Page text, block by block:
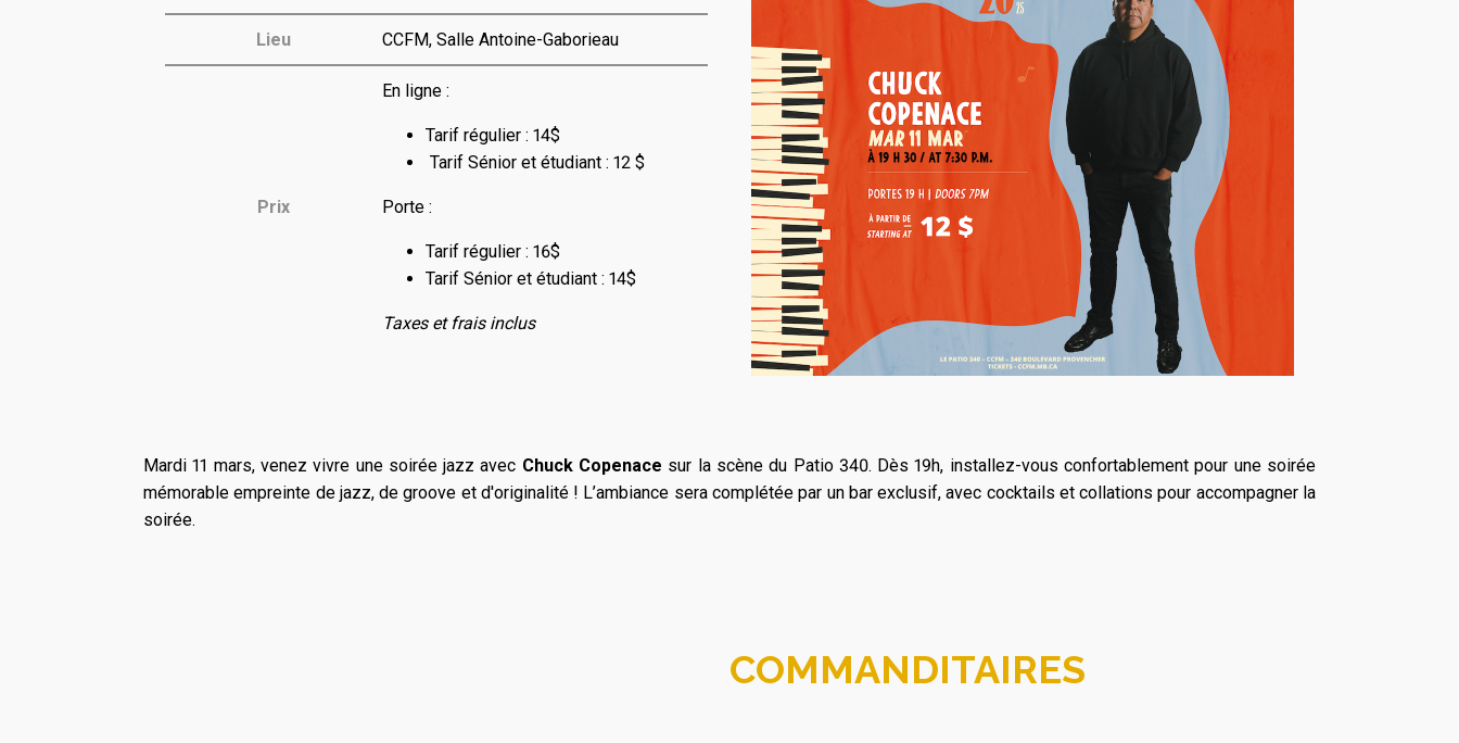
Lieu CCFM, Salle Antoine-Gaborieau
Prix
En ligne :
Tarif régulier : 14$
Tarif Sénior et étudiant : 12 $
Porte :
Tarif régulier : 16$
Tarif Sénior et étudiant : 14$
Taxes et frais inclus
Mardi 11 mars, venez vivre une soirée jazz avec Chuck Copenace sur la scène du Patio 340. Dès 19h, installez-vous confortablement pour une soirée
mémorable empreinte de jazz, de groove et d'originalité ! L’ambiance sera complétée par un bar exclusif, avec cocktails et collations pour accompagner la
soirée.
COMMANDITAIRES